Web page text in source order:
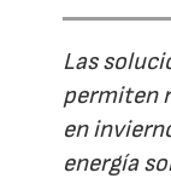
Las
permiten
en
energía